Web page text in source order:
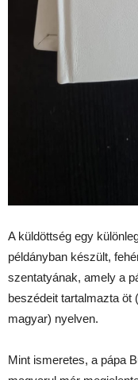
A küldöttség egy
példányban készült,
szentatyának, amely a
beszédeit tartalmazta öt
magyar) nyelven.
Mint ismeretes, a pápa